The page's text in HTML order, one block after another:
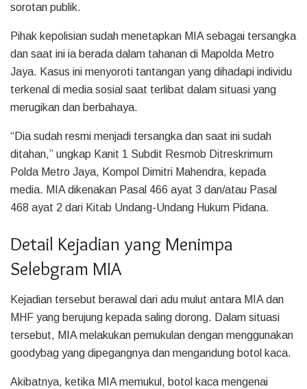
sorotan publik.
Pihak kepolisian sudah menetapkan MIA sebagai tersangka
dan saat ini ia berada dalam tahanan di Mapolda Metro
Jaya. Kasus ini menyoroti tantangan yang dihadapi individu
terkenal di media sosial saat terlibat dalam situasi yang
merugikan dan berbahaya.
“Dia sudah resmi menjadi tersangka dan saat ini sudah
ditahan,” ungkap Kanit 1 Subdit Resmob Ditreskrimum
Polda Metro Jaya, Kompol Dimitri Mahendra, kepada
media. MIA dikenakan Pasal 466 ayat 3 dan/atau Pasal
468 ayat 2 dari Kitab Undang-Undang Hukum Pidana.
Detail Kejadian yang Menimpa
Selebgram MIA
Kejadian tersebut berawal dari adu mulut antara MIA dan
MHF yang berujung kepada saling dorong. Dalam situasi
tersebut, MIA melakukan pemukulan dengan menggunakan
goodybag yang dipegangnya dan mengandung botol kaca.
Akibatnya, ketika MIA memukul, botol kaca mengenai